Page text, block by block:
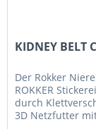
KIDNEY BELT
Der Rokker
ROKKER
durch
3D Netzfutter